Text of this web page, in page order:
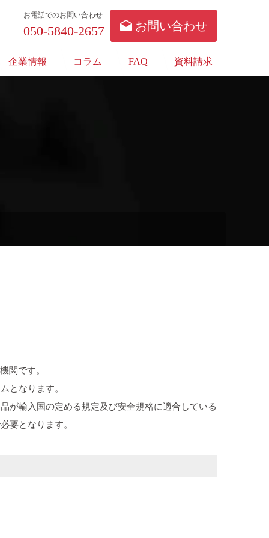
お電話でのお問い合わせ
050-5840-2657 お問い合わせ
企業情報 コラム FAQ 資料請求
関です。
となります。
が輸入国の定める規定及び安全規格に適合している
要となります。